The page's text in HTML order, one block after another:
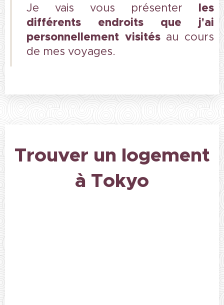
Je vais vous présenter les
différents endroits que j'ai
personnellement visitésau cours
de mes voyages.
Trouver un logement
à Tokyo